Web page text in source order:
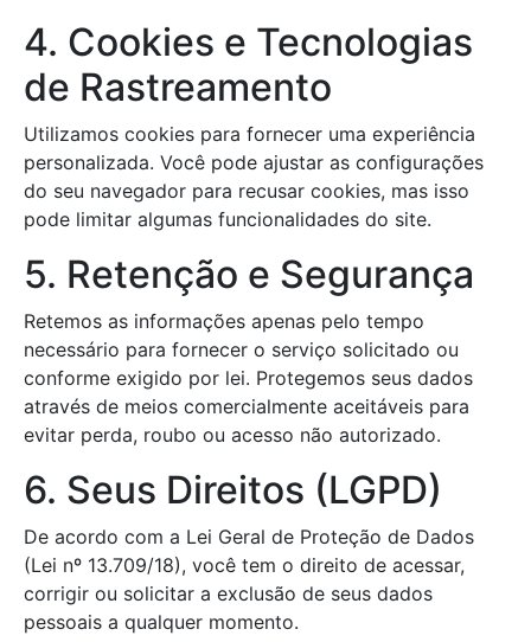
4. Cookies e Tecnologias
de Rastreamento
Utilizamos cookies para fornecer uma experiência
personalizada. Você pode ajustar as configurações
do seu navegador para recusar cookies, mas isso
pode limitar algumas funcionalidades do site.
5. Retenção e Segurança
Retemos as informações apenas pelo tempo
necessário para fornecer o serviço solicitado ou
conforme exigido por lei. Protegemos seus dados
através de meios comercialmente aceitáveis para
evitar perda, roubo ou acesso não autorizado.
6. Seus Direitos (LGPD)
De acordo com a Lei Geral de Proteção de Dados
(Lei nº 13.709/18), você tem o direito de acessar,
corrigir ou solicitar a exclusão de seus dados
pessoais a qualquer momento.